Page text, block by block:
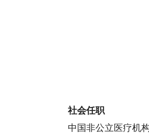
社会任职
中国非公立医疗机构